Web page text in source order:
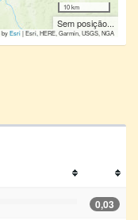
10 km
Sem posição...
byEsri|Esri, HERE, Garmin, USGS, NGA
0,03